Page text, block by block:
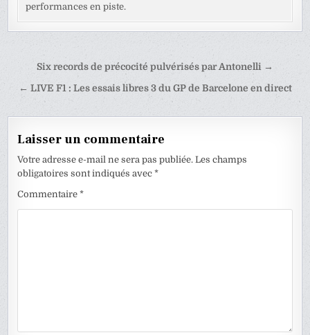
performances en piste.
Navigation
de
Six records de précocité pulvérisés par Antonelli →
← LIVE F1 : Les essais libres 3 du GP de Barcelone en direct
Laisser un commentaire
Votre adresse e-mail ne sera pas publiée. Les champs
obligatoires sont indiqués avec*
Commentaire*